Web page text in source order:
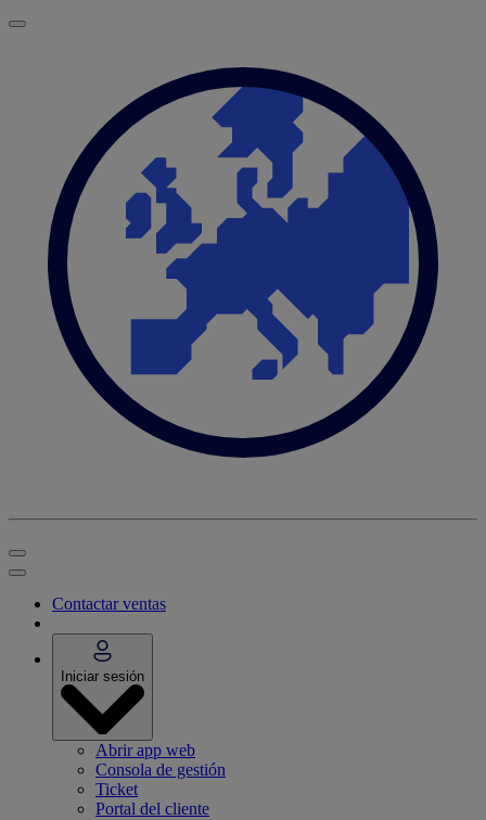
Contactar ventas
Iniciar sesión
Abrir app web
Consola de gestión
Ticket
Portal del cliente